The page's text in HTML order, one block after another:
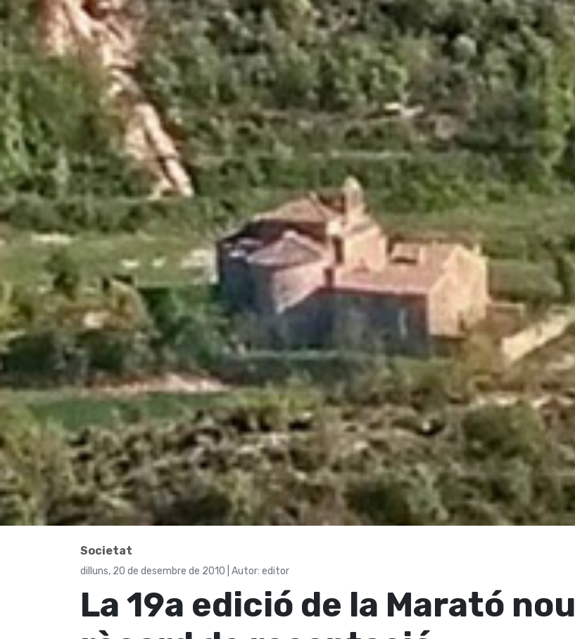
Societat
dilluns, 20 de desembre de 2010 | Autor: editor
La 19a edició de la Marató nou